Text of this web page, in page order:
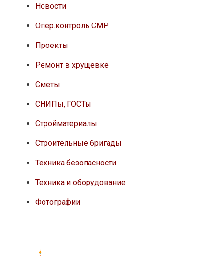
Новости
Опер.контроль СМР
Проекты
Ремонт в хрущевке
Сметы
СНИПы, ГОСТы
Стройматериалы
Строительные бригады
Техника безопасности
Техника и оборудование
Фотографии